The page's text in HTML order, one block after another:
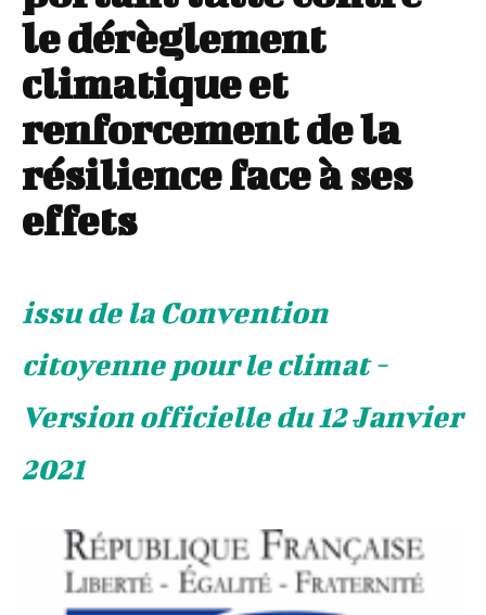
le dérèglement
climatique et
renforcement de la
résilience face à ses
effets
issu de la Convention
citoyenne pour le climat -
Version officielle du 12 Janvier
2021